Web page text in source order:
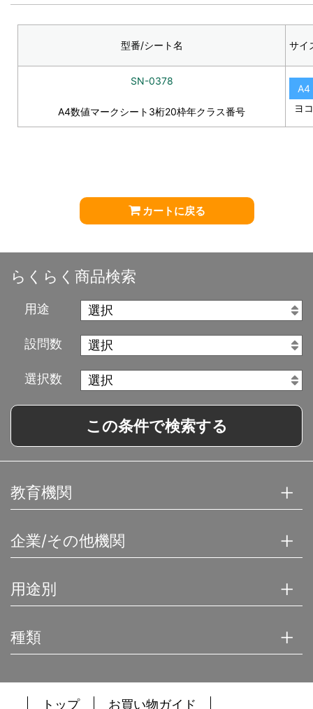
型番/シート名 サイ
SN-0378
A4数値マークシート3桁20枠年クラス番号
A4
ヨコ
カートに戻る
らくらく商品検索
用途
設問数
選択数
この条件で検索する
教育機関
企業/その他機関
用途別
種類
トップ お買い物ガイド